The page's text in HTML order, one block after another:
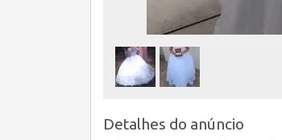
Detalhes do anúncio